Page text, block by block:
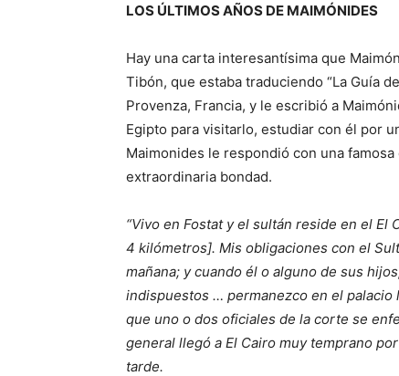
LOS ÚLTIMOS AÑOS DE MAIMÓNIDES
Hay una carta interesantísima que
Tibón, que estaba traduciendo “La Guía
Provenza, Francia, y le escribió a
Egipto para visitarlo, estudiar con él por
Maimonides le respondió con una
extraordinaria bondad.
“Vivo en Fostat y el sultán reside en el
4 kilómetros]. Mis obligaciones con el
mañana; y cuando él o alguno de sus
indispuestos … permanezco en el
que uno o dos oficiales de la corte se
general llegó a El Cairo muy temprano
tarde.